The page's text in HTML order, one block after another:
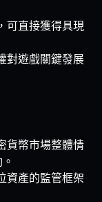
可直接獲得具現
對遊戲關鍵發展
貨幣市場整體情
資產的監管框架